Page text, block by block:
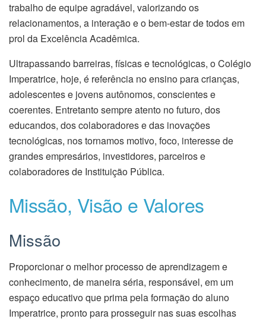
trabalho de equipe agradável, valorizando os
relacionamentos, a interação e o bem-estar de todos em
prol da Excelência Acadêmica.
Ultrapassando barreiras, físicas e tecnológicas, o Colégio
Imperatrice, hoje, é referência no ensino para crianças,
adolescentes e jovens autônomos, conscientes e
coerentes. Entretanto sempre atento no futuro, dos
educandos, dos colaboradores e das inovações
tecnológicas, nos tornamos motivo, foco, interesse de
grandes empresários, investidores, parceiros e
colaboradores de Instituição Pública.
Missão, Visão e Valores
Missão
Proporcionar o melhor processo de aprendizagem e
conhecimento, de maneira séria, responsável, em um
espaço educativo que prima pela formação do aluno
Imperatrice, pronto para prosseguir nas suas escolhas